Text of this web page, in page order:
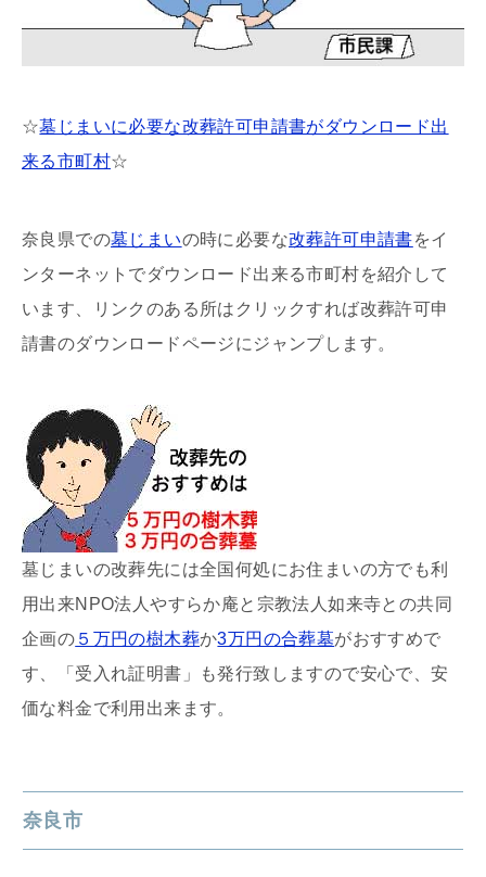
☆墓じまいに必要な改葬許可申請書がダウンロード出
来る市町村☆
奈良県での墓じまいの時に必要な改葬許可申請書をイ
ンターネットでダウンロード出来る市町村を紹介して
います、リンクのある所はクリックすれば改葬許可申
請書のダウンロードページにジャンプします。
墓じまいの改葬先には全国何処にお住まいの方でも利
用出来NPO法人やすらか庵と宗教法人如来寺との共同
企画の ５万円の樹木葬か3万円の合葬墓がおすすめで
す、「受入れ証明書」も発行致しますので安心で、安
価な料金で利用出来ます。
奈良市